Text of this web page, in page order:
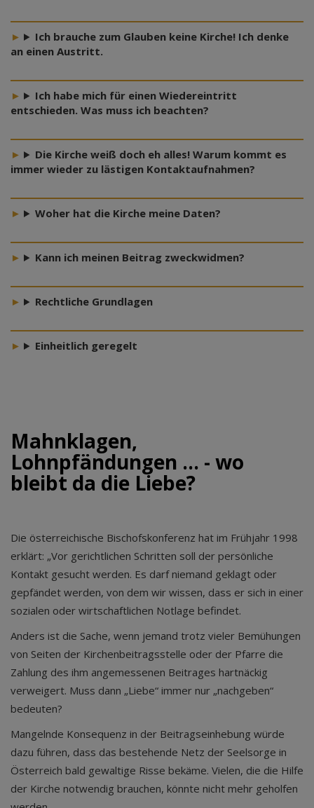
Ich brauche zum Glauben keine Kirche! Ich denke
an einen Austritt.
Ich habe mich für einen Wiedereintritt
entschieden. Was muss ich beachten?
Die Kirche weiß doch eh alles! Warum kommt es
immer wieder zu lästigen Kontaktaufnahmen?
Woher hat die Kirche meine Daten?
Kann ich meinen Beitrag zweckwidmen?
Rechtliche Grundlagen
Einheitlich geregelt
Mahnklagen,
Lohnpfändungen … - wo
bleibt da die Liebe?
Die österreichische Bischofskonferenz hat im Frühjahr 1998
erklärt: „Vor gerichtlichen Schritten soll der persönliche
Kontakt gesucht werden. Es darf niemand geklagt oder
gepfändet werden, von dem wir wissen, dass er sich in einer
sozialen oder wirtschaftlichen Notlage befindet.
Anders ist die Sache, wenn jemand trotz vieler Bemühungen
von Seiten der Kirchenbeitragsstelle oder der Pfarre die
Zahlung des ihm angemessenen Beitrages hartnäckig
verweigert. Muss dann „Liebe“ immer nur „nachgeben“
bedeuten?
Mangelnde Konsequenz in der Beitragseinhebung würde
dazu führen, dass das bestehende Netz der Seelsorge in
Österreich bald gewaltige Risse bekäme. Vielen, die die Hilfe
der Kirche notwendig brauchen, könnte nicht mehr geholfen